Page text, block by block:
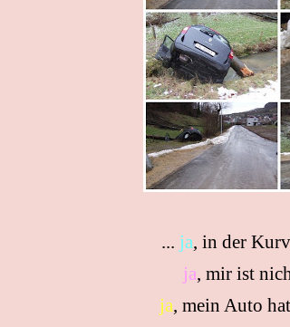
... ja, in der
ja, mir ist
ja, mein Auto